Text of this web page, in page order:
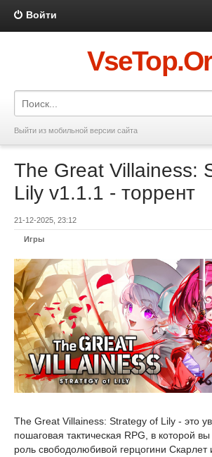
Войти
Выйти из мобильной версии сайта
The Great Villainess:
Lily v1.1.1 - торрент
21-12-2025, 23:12
Игры
The Great Villainess: Strategy of Lily - это
пошаговая тактическая RPG, в которой
роль свободолюбивой герцогини Скарлет